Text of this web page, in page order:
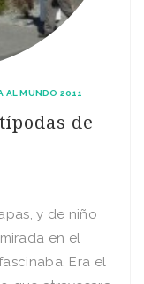
AL MUNDO 2011
de
y de niño
en el
Era el